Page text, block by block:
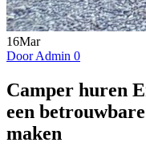
16Mar
Door Admin 0
Camper huren
een
maken